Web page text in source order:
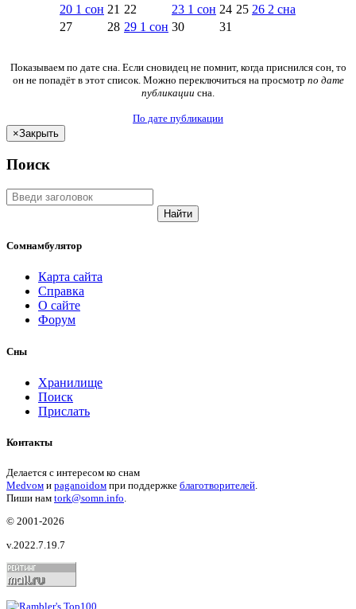
20 1 сон 21 22 23 1 сон 24 25 26 2 сна
27
28 29 1 сон 30 31
Показываем по дате сна. Если сновидец не помнит, когда приснился сон, то
он не попадёт в этот список. Можно переключиться на просмотр по дате
публикации сна.
По дате публикации
×Закрыть
Поиск
Найти
Сомнамбулятор
Карта сайта
Справка
О сайте
Форум
Сны
Хранилище
Поиск
Прислать
Контакты
Делается с интересом ко снам
Medvом и paganoidом при поддержке благотворителей.
Пиши нам tork@somn.info.
© 2001-2026
v.2022.7.19.7